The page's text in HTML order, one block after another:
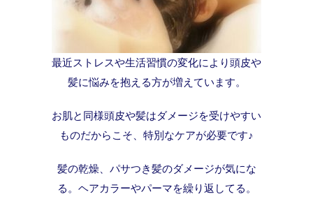
最近ストレスや生活習慣の変化により頭皮や
髪に悩みを抱える方が増えています。
お肌と同様頭皮や髪はダメージを受けやすい
ものだからこそ、特別なケアが必要です♪
髪の乾燥、パサつき髪のダメージが気にな
る。ヘアカラーやパーマを繰り返してる。